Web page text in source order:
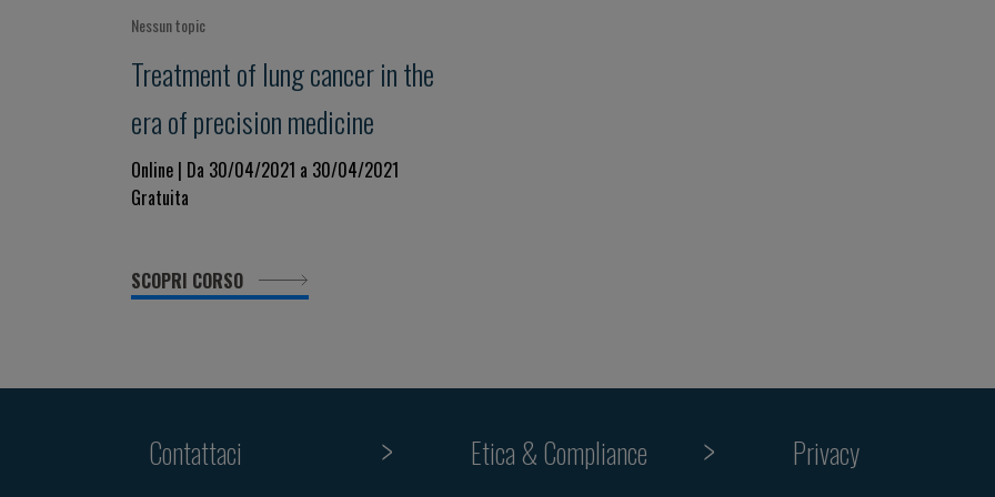
Nessun topic
Treatment of lung cancer in the
era of precision medicine
Online | Da 30/04/2021 a 30/04/2021
Gratuita
SCOPRI CORSO
Contattaci
Etica & Compliance
Privacy